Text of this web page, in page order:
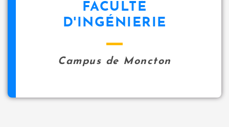
FACULTÉ
D'INGÉNIERIE
Campus de Moncton